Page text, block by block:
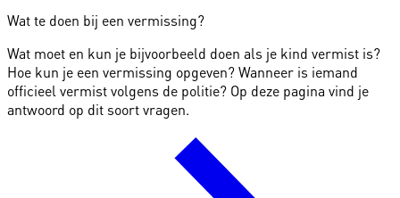
Wat te doen bij een vermissing?
Wat moet en kun je bijvoorbeeld doen als je kind vermist is?
Hoe kun je een vermissing opgeven? Wanneer is iemand
officieel vermist volgens de politie? Op deze pagina vind je
antwoord op dit soort vragen.